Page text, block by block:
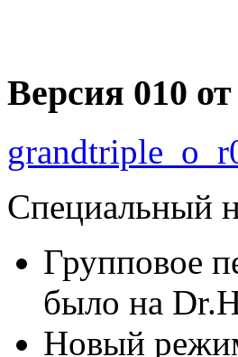
Версия 010
Специальный
Групповое
было на
Новый